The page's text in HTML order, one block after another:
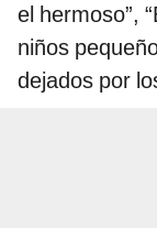
el hermoso”,
niños
dejados por